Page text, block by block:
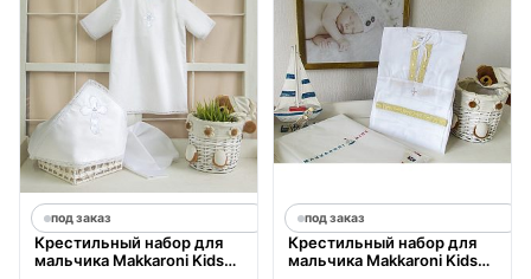
под заказ
Крестильный набор для
мальчика Makkaroni Kids
под заказ
Крестильный набор для
мальчика Makkaroni Kids